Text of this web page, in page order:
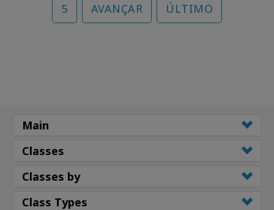
5 AVANÇAR ÚLTIMO
Main
Classes
Classes by
Class Types